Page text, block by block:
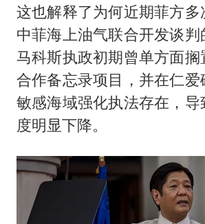
这也解释了为何近期菲方多
中菲海上油气联合开发谈判
马科斯执政初期曾单方面
合作备忘录项目，并在仁
敏感海域强化执法存在，导
度明显下降。